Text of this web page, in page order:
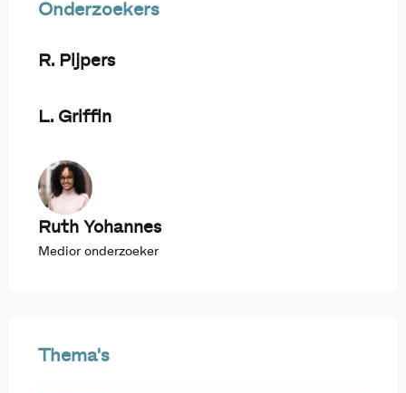
Onderzoekers
R. Pijpers
L. Griffin
Ruth Yohannes
Medior onderzoeker
Thema's